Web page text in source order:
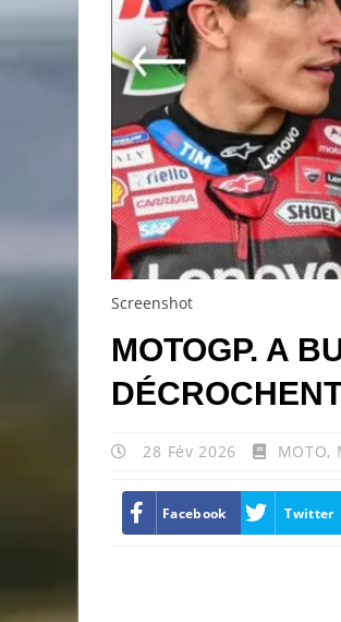
Screenshot
MOTOGP. A
28 Fév 2026 MOTO,
Facebook Twitter